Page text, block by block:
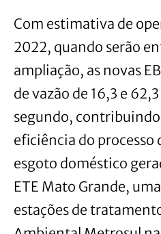
Com estimativa de
2022, quando serão
ampliação, as novas
de vazão de 16,3 e
segundo,
eficiência do
esgoto doméstico
ETE Mato Grande,
estações de